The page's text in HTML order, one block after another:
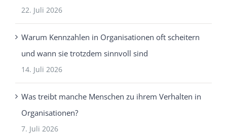
22. Juli 2026
Warum Kennzahlen in Organisationen oft scheitern
und wann sie trotzdem sinnvoll sind
14. Juli 2026
Was treibt manche Menschen zu ihrem Verhalten in
Organisationen?
7. Juli 2026